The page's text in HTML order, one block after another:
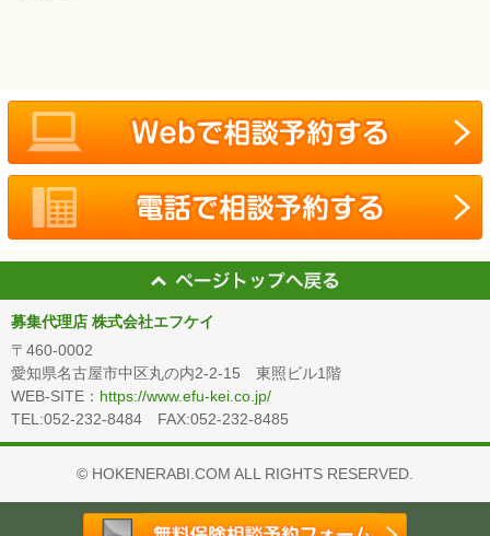
募集代理店 株式会社エフケイ
〒460-0002
愛知県名古屋市中区丸の内2-2-15 東照ビル1階
WEB-SITE： https://www.efu-kei.co.jp/
TEL:052-232-8484 FAX:052-232-8485
© HOKENERABI.COM ALL RIGHTS RESERVED.